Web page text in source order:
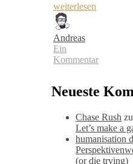
weiterlesen
Andreas
Ein
Kommentar
Neueste
Chase Rush zu
Let’s make a
humanisation
(or die trying)